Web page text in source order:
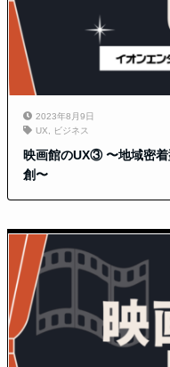
2023年8月9日
UX
ビジネス
映画館のUX③ 〜地域密
創〜